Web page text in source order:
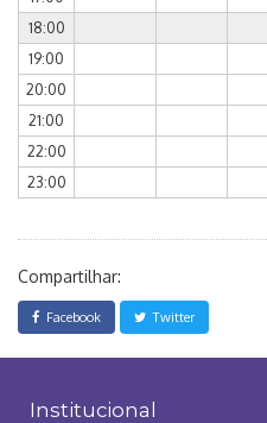
18:00
19:00
20:00
21:00
22:00
23:00
Compartilhar:
Facebook Twitter
Institucional